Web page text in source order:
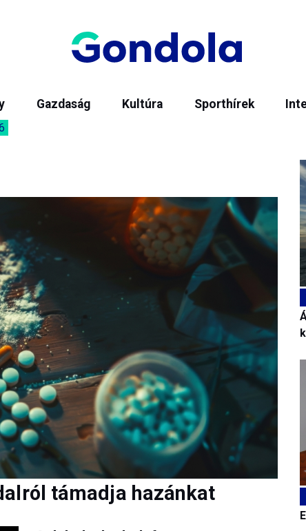
Gazdaság Kultúra Sporthírek
támadja hazánkat